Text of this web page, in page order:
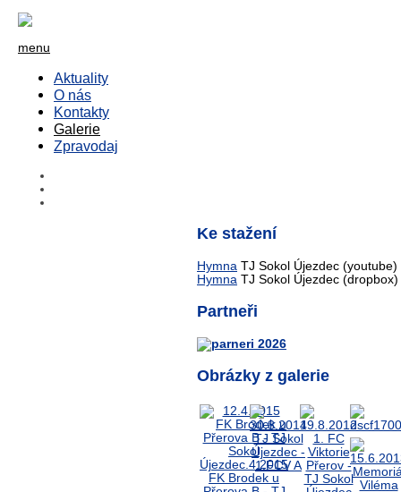
menu
Aktuality
O nás
Kontakty
Galerie
Zpravodaj
Ke stažení
Hymna TJ Sokol Újezdec (youtube)
Hymna TJ Sokol Újezdec (dropbox)
Partneři
Obrázky z galerie